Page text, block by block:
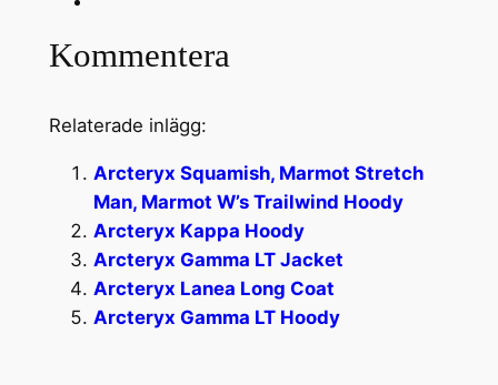
Kommentera
Relaterade inlägg:
Arcteryx Squamish, Marmot Stretch
Man, Marmot W’s Trailwind Hoody
Arcteryx Kappa Hoody
Arcteryx Gamma LT Jacket
Arcteryx Lanea Long Coat
Arcteryx Gamma LT Hoody